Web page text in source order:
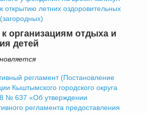
открытию летних оздоровительных
организациям отдыха и
детей
регламент (Постановление
Кыштымского городского округа
№ 637 «Об утверждении
регламента предоставления